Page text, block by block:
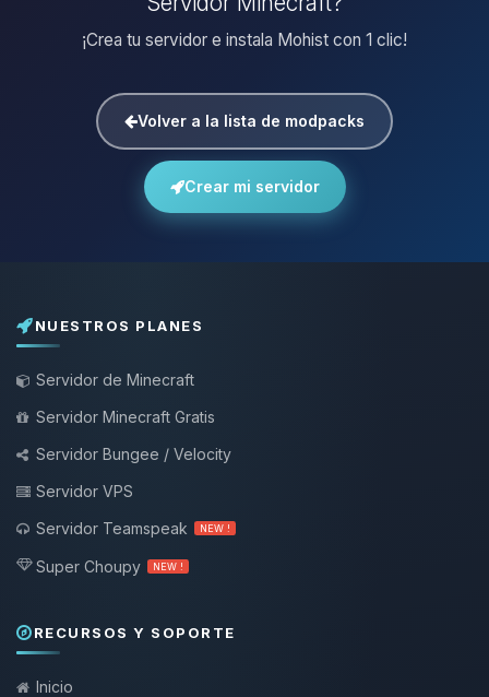
¡Crea tu servidor e instala Mohist con 1 clic!
Volver a la lista de modpacks
Crear mi servidor
NUESTROS PLANES
Servidor de Minecraft
Servidor Minecraft Gratis
Servidor Bungee / Velocity
Servidor VPS
Servidor Teamspeak
NEW !
Super Choupy NEW !
RECURSOS Y SOPORTE
Inicio